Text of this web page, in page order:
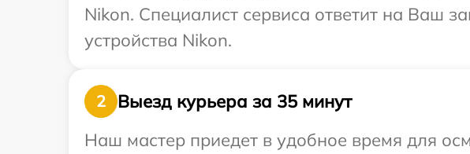
Nikon. Специалист сервиса ответит на Ваш
устройства Nikon.
2
Выезд курьера за 35 минут
Наш мастер приедет в удобное время для